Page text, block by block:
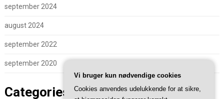
september 2024
august 2024
september 2022
september 2020
Categories
Vi bruger kun nødvendige cookies
Cookies anvendes udelukkende for at sikre,